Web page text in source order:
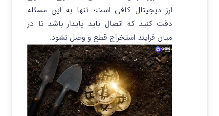
ارز دیجیتال کافی است؛ تنها به این مسئله
دقت کنید که اتصال باید پایدار باشد تا در
میان فرایند استخراج قطع و وصل نشود.